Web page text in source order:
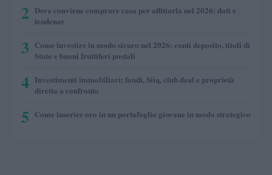
2 Dove conviene comprare casa per affittarla nel 2026: dati e
tendenze
3 Come investire in modo sicuro nel 2026: conti deposito, titoli di
Stato e buoni fruttiferi postali
4 Investimenti immobiliari: fondi, Siiq, club deal e proprietà
diretta a confronto
5 Come inserire oro in un portafoglio giovane in modo strategico